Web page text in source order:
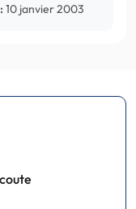
10 janvier 2003